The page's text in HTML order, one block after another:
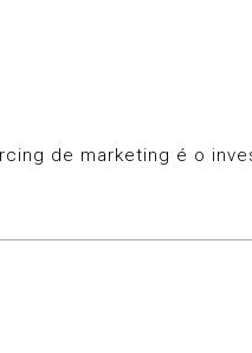
de marketing é o